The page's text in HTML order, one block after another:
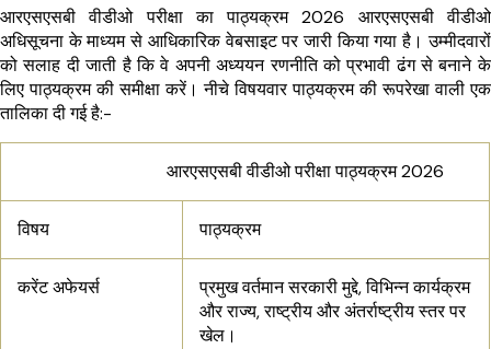
आरएसएसबी वीडीओ परीक्षा का पाठ्यक्रम 2026 आरएसएसबी वीडीओ
अधिसूचना के माध्यम से आधिकारिक वेबसाइट पर जारी किया गया है। उम्मीदवारों
को सलाह दी जाती है कि वे अपनी अध्ययन रणनीति को प्रभावी ढंग से बनाने के
लिए पाठ्यक्रम की समीक्षा करें। नीचे विषयवार पाठ्यक्रम की रूपरेखा वाली एक
तालिका दी गई है:-
आरएसएसबी वीडीओ परीक्षा पाठ्यक्रम 2026
विषय पाठ्यक्रम
करेंट अफेयर्स
प्रमुख वर्तमान सरकारी मुद्दे, विभिन्न कार्यक्रम
और राज्य, राष्ट्रीय और अंतर्राष्ट्रीय स्तर पर
खेल।